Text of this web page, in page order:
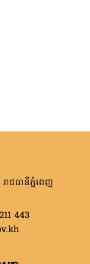
ាជធានីភ្នំពេញ
443